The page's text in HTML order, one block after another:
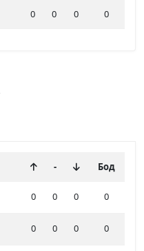
0 0 0 0
- Бод
0 0 0 0
0 0 0 0